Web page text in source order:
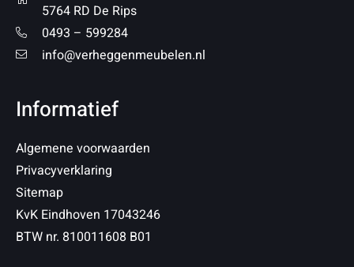
5764 RD De Rips
0493 – 599284
info@verheggenmeubelen.nl
Informatief
Algemene voorwaarden
Privacyverklaring
Sitemap
KvK Eindhoven 17043246
BTW nr. 810011608 B01